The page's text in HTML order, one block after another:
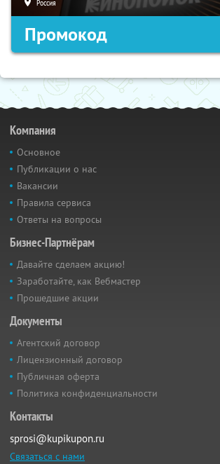
Россия
Промокод
Компания
Основное
Публикации о нас
Вакансии
Правила сервиса
Ответы на вопросы
Бизнес-Партнёрам
Давайте сделаем акцию!
Заработайте, как Вебмастер
Прошедшие акции
Документы
Агентский договор
Лицензионный договор
Публичная оферта
Политика конфиденциальности
Контакты
sprosi@kupikupon.ru
Связаться с нами